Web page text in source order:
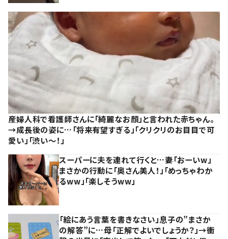
産婦人科で看護師さんに「綺麗なお顔」と言われた赤ちゃん。
→成長後の姿に…「将来有望すぎる」「クリクリのお目目で可
愛い」「渋い～！」
スーパーに夫を連れて行くと…妻「おーいw」
まさかの行動に「奥さん美人！」「めっちゃわか
るww」「楽しそうww」
「絵にあう言葉を書きなさい」息子の”まさか
の解答”に…母「正解でよいでしょうか？」→衝